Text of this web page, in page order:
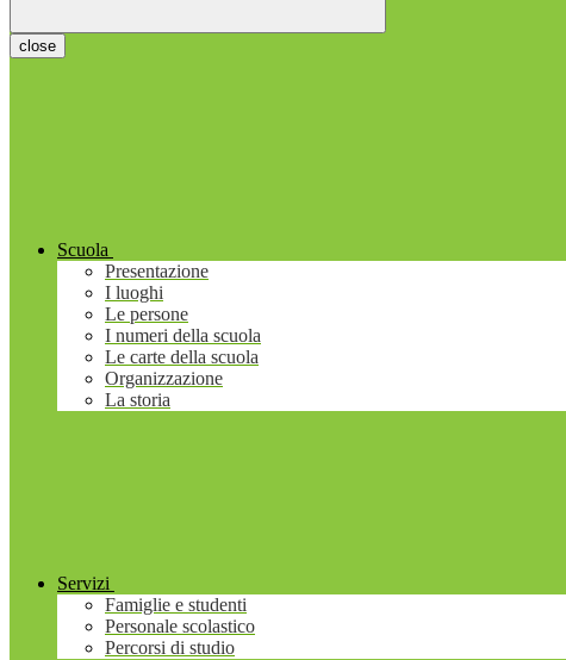
close
Scuola
Presentazione
I luoghi
Le persone
I numeri della scuola
Le carte della scuola
Organizzazione
La storia
Servizi
Famiglie e studenti
Personale scolastico
Percorsi di studio